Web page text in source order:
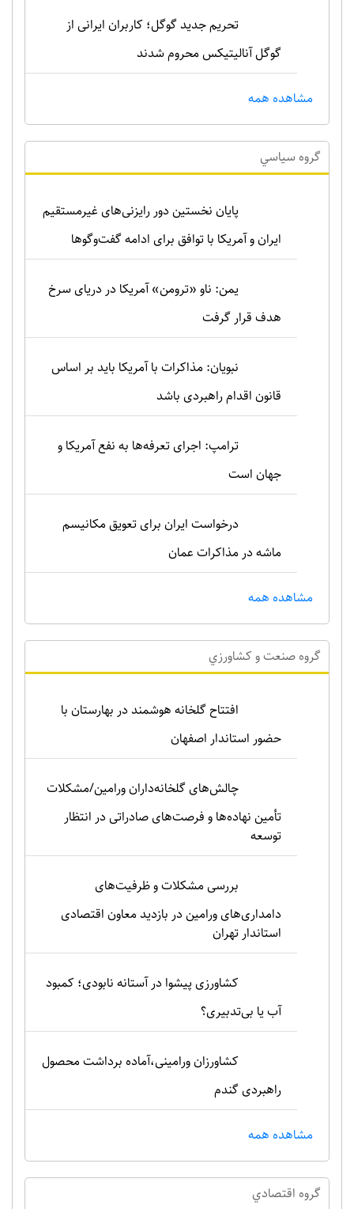
تحریم جدید گوگل؛ کاربران ایرانی از
گوگل آنالیتیکس محروم شدند
مشاهده همه
گروه سياسي
پایان نخستین دور رایزنی‌های غیرمستقیم
ایران و آمریکا با توافق برای ادامه گفت‌وگوها
یمن: ناو «ترومن» آمریکا در دریای سرخ
هدف قرار گرفت
نبویان: مذاکرات با آمریکا باید بر اساس
قانون اقدام راهبردی باشد
ترامپ: اجرای تعرفه‌ها به نفع آمریکا و
جهان است
درخواست ایران برای تعویق مکانیسم
ماشه در مذاکرات عمان
مشاهده همه
گروه صنعت و کشاورزي
افتتاح گلخانه هوشمند در بهارستان با
حضور استاندار اصفهان
چالش‌های گلخانه‌داران ورامین/مشکلات
تأمین نهاده‌ها و فرصت‌های صادراتی در انتظار
توسعه
بررسی مشکلات و ظرفیت‌های
دامداری‌های ورامین در بازدید معاون اقتصادی
استاندار تهران
کشاورزی پیشوا در آستانه نابودی؛ کمبود
آب یا بی‌تدبیری؟
کشاورزان ورامینی،آماده برداشت محصول
راهبردی گندم
مشاهده همه
گروه اقتصادي